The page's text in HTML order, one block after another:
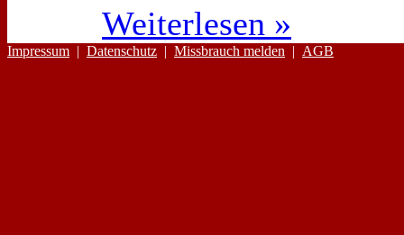
Weiterlesen »
Impressum | Datenschutz | Missbrauch melden | AGB